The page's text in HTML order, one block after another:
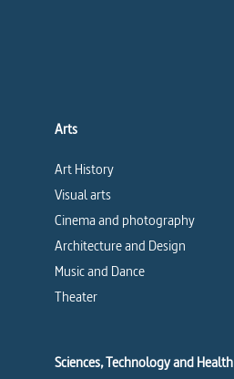
Arts
Art History
Visual arts
Cinema and photography
Architecture and Design
Music and Dance
Theater
Sciences, Technology and Health